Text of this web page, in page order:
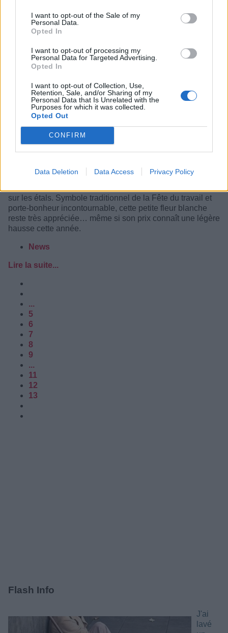
I want to opt-out of the Sale of my
Personal Data.
Opted In
I want to opt-out of processing my
Personal Data for Targeted Advertising.
Opted In
I want to opt-out of Collection, Use,
Retention, Sale, and/or Sharing of my
Personal Data that Is Unrelated with the
Purposes for which it was collected.
Opted Out
CONFIRM
Data Deletion Data Access Privacy Policy
Catégorie :Vie Pratique
sur les étals. Symbole traditionnel de la Fête du travail et
porte-bonheur incontournable, cette petite fleur blanche
reste très appréciée… même si son prix connaît une légère
hausse cette année.
News
Lire la suite...
...
5
6
7
8
9
...
11
12
13
Flash Info
J'ai
lavé